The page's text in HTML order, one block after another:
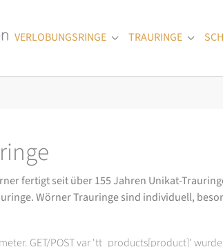
VERLOBUNGSRINGE
Submenu for
TRAURINGE
fertigt seit über 155 Jahren Unikat-
Wörner Trauringe sind individuell,
GET/POST var 'tt_products[product]'